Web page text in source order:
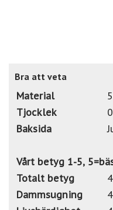
Bra att veta
Material
Tjocklek
0
Baksida
Vårt betyg 1-5,
Totalt betyg
Dammsugning